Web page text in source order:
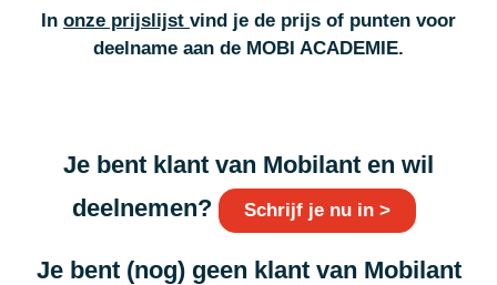
In onze prijslijst vind je de prijs of punten voor
deelname aan de MOBI ACADEMIE.
Je bent klant van Mobilant en wil
deelnemen?
Schrijf je nu in >
Je bent (nog) geen klant van Mobilant